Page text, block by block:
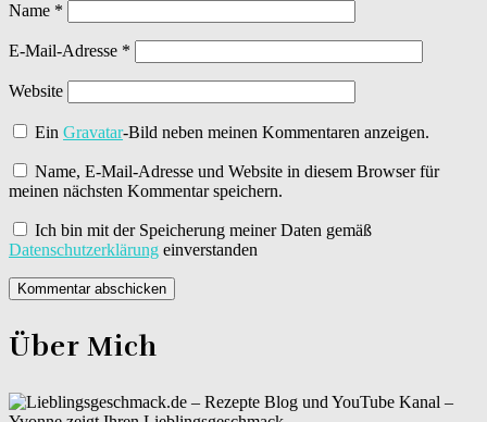
Name *
E-Mail-Adresse *
Website
EinGravatar-Bild neben meinen Kommentaren anzeigen.
Name, E-Mail-Adresse und Website in diesem Browser für
meinen nächsten Kommentar speichern.
Ich bin mit der Speicherung meiner Daten gemäß
Datenschutzerklärung einverstanden
Über Mich